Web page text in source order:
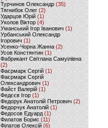
Турчинов Олександр(35)
Тягнибок Олег (2)
Ударцов Юрій (1)
Уколов Віктор(4)
Уманський Ігор Іванович(1)
Урбанський Олександр
Ігорович (1)
Усенко-Чорна Жанна (2)
Усов Констянтин(1)
Фабрикант Світлана Самуілівна
(2)
Фаєрмарк Сергій(1)
Фаєрмарк Сергій
Олександрович (1)
Файст Валерій(1)
Федєєв Ігор (1)
Федорук Анатолій Петрович (2)
Федорчук Анатолій (1)
Федосов Едуард (1)
Филатов Борис (11)
Філатов Олексій (6)